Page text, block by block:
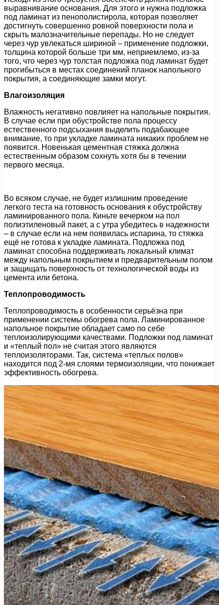
выравнивание основания. Для этого и нужна подложка
под ламинат из пенополистирола, которая позволяет
достигнуть совершенно ровной поверхности пола и
скрыть малозначительные перепады. Но не следует
через чур увлекаться шириной – применение подложки,
толщина которой больше три мм, неприемлемо, из-за
того, что через чур толстая подложка под ламинат будет
прогибыться в местах соединений планок напольного
покрытия, а соединяющие замки могут.
Влагоизоляция
Влажность негативно повлияет на напольные покрытия.
В случае если при обустройстве пола процессу
естественного подсыхания выделить подабающее
внимание, то при укладке ламината никаких проблем не
появится. Новенькая цементная стяжка должна
естественным образом сохнуть хотя бы в течении
первого месяца.
Во всяком случае, не будет излишним проведение
легкого теста на готовность основания к обустройству
ламинированного пола. Киньте вечерком на пол
полиэтиленовый пакет, а с утра убедитесь в надежности
– в случае если на нем появилась испарина, то стяжка
ещё не готова к укладке ламината. Подложка под
ламинат способна поддерживать локальный климат
между напольным покрытием и предварительным полом
и защищать поверхность от технологической воды из
цемента или бетона.
Теплопроводимость
Теплопроводимость в особенности серьёзна при
применении системы обогрева пола. Ламинированное
напольное покрытие обладает само по себе
теплоизолирующими качествами. Подложки под ламинат
и «теплый пол» не считая этого являются
теплоизоляторами. Так, система «теплых полов»
находится под 2-мя слоями термоизоляции, что понижает
эффективность обогрева.